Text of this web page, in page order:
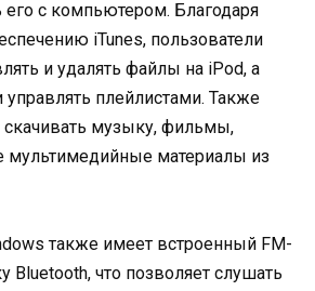
его с компьютером. Благодаря
iTunes, пользователи
и удалять файлы на iPod, а
управлять плейлистами. Также
музыку, фильмы,
мультимедийные материалы из
также имеет встроенный FM-
Bluetooth, что позволяет слушать